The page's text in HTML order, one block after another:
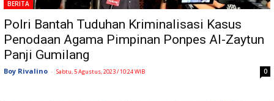
BERITA
Polri Bantah Tuduhan Kriminalisasi Kasus
Penodaan Agama Pimpinan Ponpes Al-Zaytun
Panji Gumilang
Boy Rivalino - Sabtu, 5 Agustus, 2023 / 10:24 WIB 0